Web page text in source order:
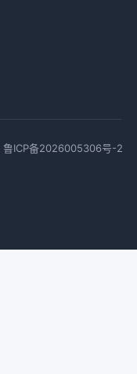
鲁ICP备2026005306号-2